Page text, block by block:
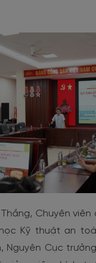
Chuyên viên
Kỹ thuật an
Nguyên Cục